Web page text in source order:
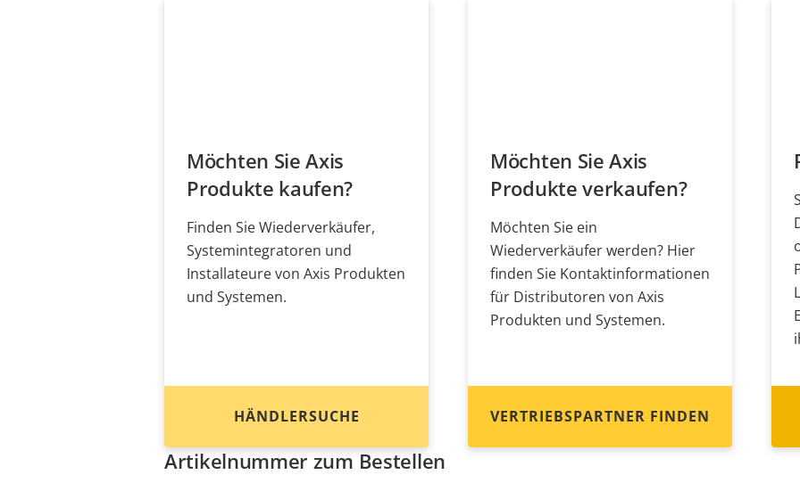
Möchten Sie Axis
Produkte kaufen?
Finden Sie Wiederverkäufer,
Systemintegratoren und
Installateure von Axis Produkten
und Systemen.
HÄNDLERSUCHE
Möchten Sie Axis
Produkte verkaufen?
Möchten Sie ein
Wiederverkäufer werden? Hier
finden Sie Kontaktinformationen
für Distributoren von Axis
Produkten und Systemen.
VERTRIEBSPARTNER FINDEN
Artikelnummer zum Bestellen